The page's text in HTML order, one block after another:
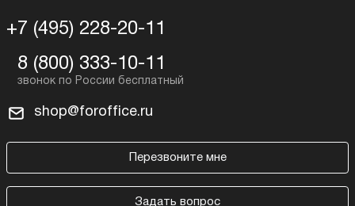
+7 (495) 228-20-11
8 (800) 333-10-11
shop@foroffice.ru
Перезвоните мне
Задать вопрос